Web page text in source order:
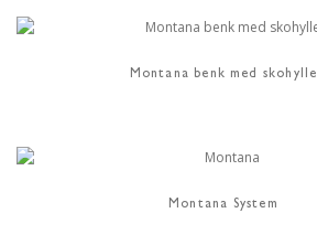
Montana benk med skohylle
Montana System